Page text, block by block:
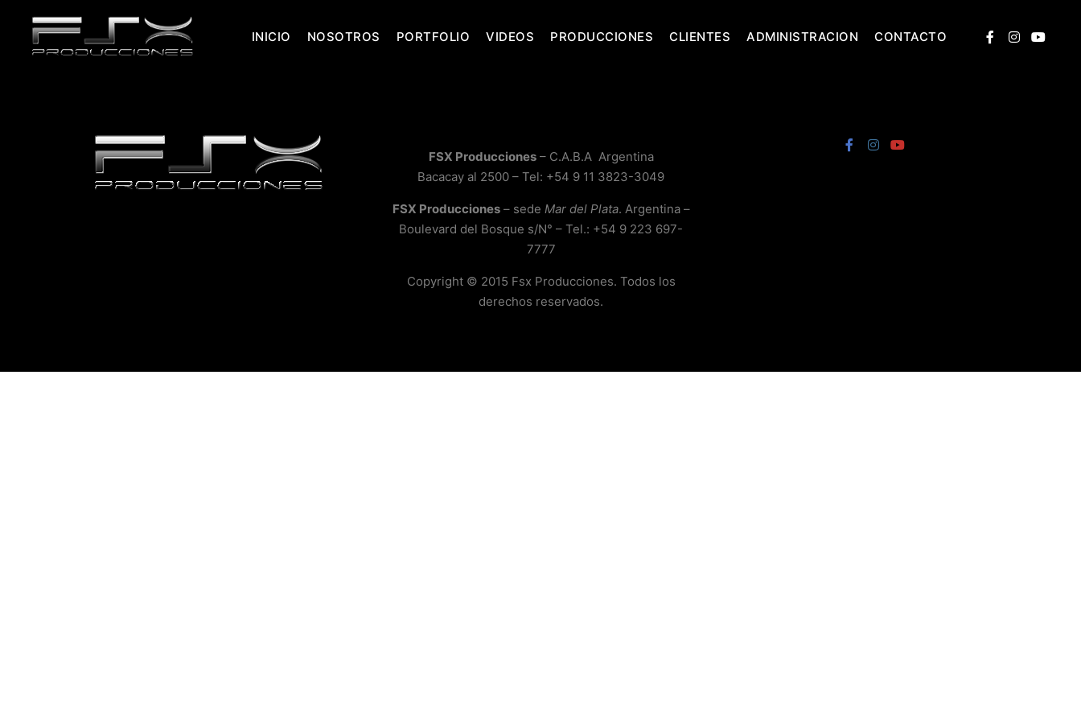
INICIO NOSOTROS PORTFOLIO VIDEOS PRODUCCIONES CLIENTES ADMINISTRACION CONTACTO
FSX Producciones– C.A.B.A Argentina
Bacacay al 2500 – Tel: +54 9 11 3823-3049
FSX Producciones– sede Mar del Plata. Argentina –
Boulevard del Bosque s/N° – Tel.: +54 9 223 697-
7777
Copyright © 2015 Fsx Producciones. Todos los
derechos reservados.